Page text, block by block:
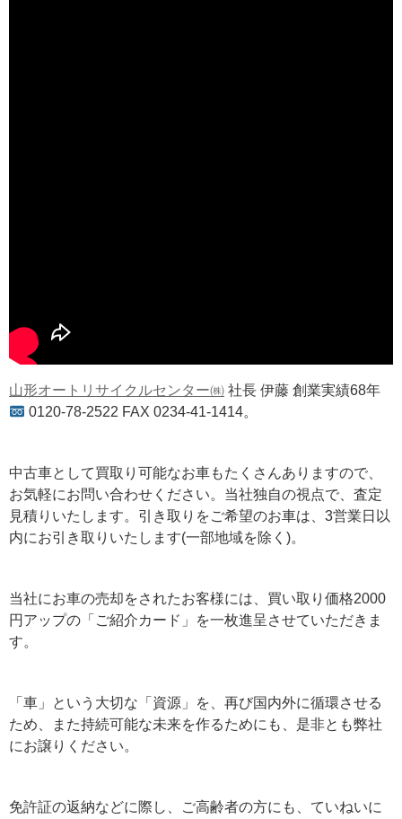
山形オートリサイクルセンター㈱ 社長 伊藤 創業実績68年
0120-78-2522 FAX 0234-41-1414。
中古車として買取り可能なお車もたくさんありますので、
お気軽にお問い合わせください。当社独自の視点で、査定
見積りいたします。引き取りをご希望のお車は、3営業日以
内にお引き取りいたします(一部地域を除く)。
当社にお車の売却をされたお客様には、買い取り価格2000
円アップの「ご紹介カード」を一枚進呈させていただきま
す。
「車」という大切な「資源」を、再び国内外に循環させる
ため、また持続可能な未来を作るためにも、是非とも弊社
にお譲りください。
免許証の返納などに際し、ご高齢者の方にも、ていねいに